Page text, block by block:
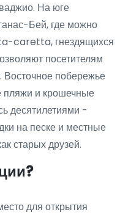
На юге
Бей, где можно
caretta, гнездящихся
посетителям
побережье
пляжи и крошечные
десятилетиями -
на песке и местные
старых друзей.
для открытия